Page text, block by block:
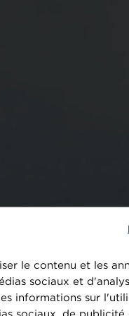
le contenu et les
sociaux et
informations sur
EST